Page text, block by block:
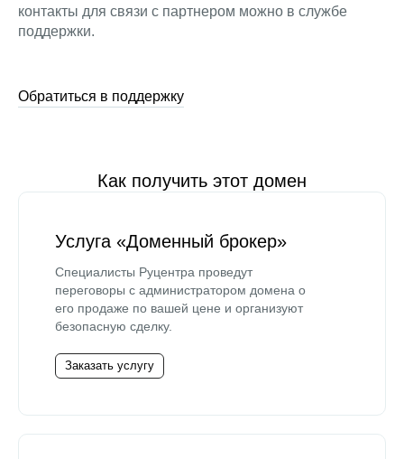
контакты для связи с партнером можно в службе
поддержки.
Обратиться в поддержку
Как получить этот домен
Услуга «Доменный брокер»
Специалисты Руцентра проведут
переговоры с администратором домена о
его продаже по вашей цене и организуют
безопасную сделку.
Заказать услугу